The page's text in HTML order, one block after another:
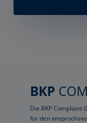
BKP
Die BKP Compliant
für den